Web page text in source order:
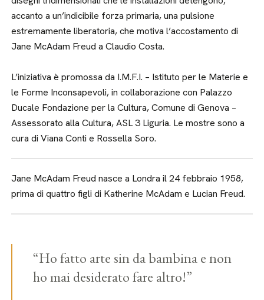
accanto a un’indicibile forza primaria, una pulsione
estremamente liberatoria, che motiva l’accostamento di
Jane McAdam Freud a Claudio Costa.
L’iniziativa è promossa da I.M.F.I. – Istituto per le Materie e
le Forme Inconsapevoli, in collaborazione con Palazzo
Ducale Fondazione per la Cultura, Comune di Genova –
Assessorato alla Cultura, ASL 3 Liguria. Le mostre sono a
cura di Viana Conti e Rossella Soro.
Jane McAdam Freud nasce a Londra il 24 febbraio 1958,
prima di quattro figli di Katherine McAdam e Lucian Freud.
“Ho fatto arte sin da bambina e non
ho mai desiderato fare altro!”